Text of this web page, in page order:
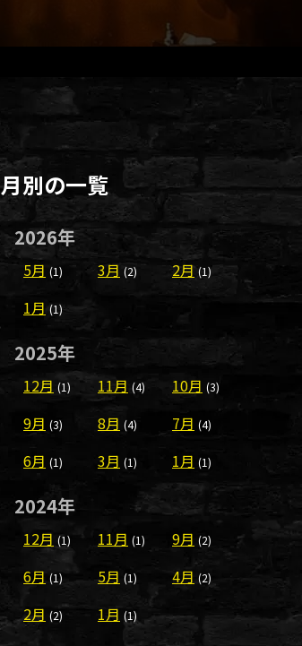
月別の一覧
2026年
5月 (1) 3月 (2) 2月 (1)
1月 (1)
2025年
12月 (1) 11月 (4) 10月 (3)
9月 (3) 8月 (4) 7月 (4)
6月 (1) 3月 (1) 1月 (1)
2024年
12月 (1) 11月 (1) 9月 (2)
6月 (1) 5月 (1) 4月 (2)
2月 (2) 1月 (1)